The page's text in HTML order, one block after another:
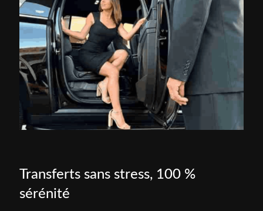
Transferts sans stress, 100 %
sérénité